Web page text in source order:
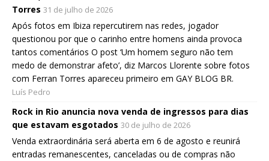
Torres 31 de julho de 2026
Após fotos em Ibiza repercutirem nas redes, jogador
questionou por que o carinho entre homens ainda provoca
tantos comentários O post ‘Um homem seguro não tem
medo de demonstrar afeto’, diz Marcos Llorente sobre fotos
com Ferran Torres apareceu primeiro em GAY BLOG BR.
Luís Pedro
Rock in Rio anuncia nova venda de ingressos para dias
que estavam esgotados 30 de julho de 2026
Venda extraordinária será aberta em 6 de agosto e reunirá
entradas remanescentes, canceladas ou de compras não